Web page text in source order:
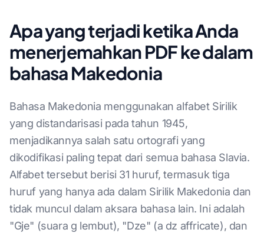
Apa yang terjadi ketika Anda
menerjemahkan PDF ke dalam
bahasa Makedonia
Bahasa Makedonia menggunakan alfabet Sirilik
yang distandarisasi pada tahun 1945,
menjadikannya salah satu ortografi yang
dikodifikasi paling tepat dari semua bahasa Slavia.
Alfabet tersebut berisi 31 huruf, termasuk tiga
huruf yang hanya ada dalam Sirilik Makedonia dan
tidak muncul dalam aksara bahasa lain. Ini adalah
"Gje" (suara g lembut), "Dze" (a dz affricate), dan